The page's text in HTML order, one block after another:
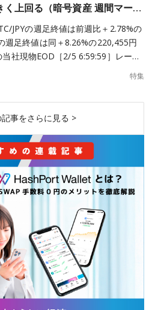
く上回る（暗号資産 週間マー…
JPYの週足終値は前週比＋2.78%の
週足終値は同＋8.26%の220,455円
社現物EOD［2/5 6:59:59］レー…
特集
事をさらに見る >